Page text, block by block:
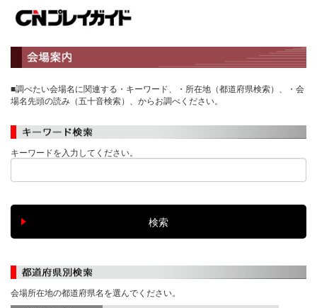
■調べたい会場名に関連する・キーワード、・所在地（都道府県検索）、・会
場名先頭の読み（五十音検索）、からお調べください。
キーワードを入力してください。
会場所在地の都道府県名を選んでください。